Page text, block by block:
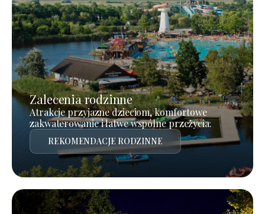
Zalecenia rodzinne
Atrakcje przyjazne dzieciom, komfortowe
zakwaterowanie i łatwe wspólne przeżycia.
REKOMENDACJE RODZINNE